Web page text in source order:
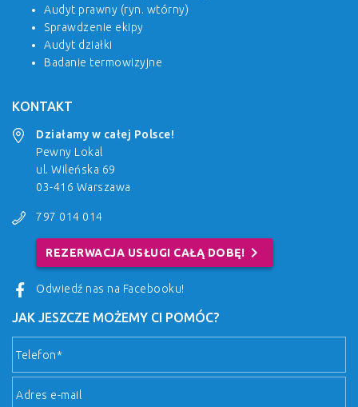
Audyt prawny (ryn. wtórny)
Sprawdzenie ekipy
Audyt działki
Badanie termowizyjne
KONTAKT
Działamy w całej Polsce!
Pewny Lokal
ul. Wileńska 69
03-416 Warszawa
797 014 014
REZERWACJA USŁUGI CAŁĄ DOBĘ! chevron_right
Odwiedź nas na Facebooku!
JAK JESZCZE MOŻEMY CI POMÓC?